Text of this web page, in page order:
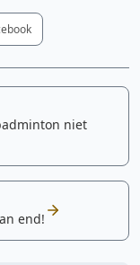
niet
end!